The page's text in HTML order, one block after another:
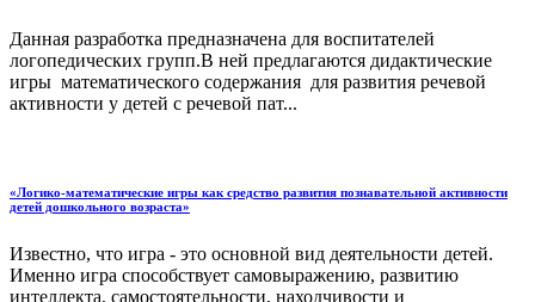
Данная разработка предназначена для воспитателей
логопедических групп.В ней предлагаются дидактические
игры математического содержания для развития речевой
активности у детей с речевой пат...
«Логико-математические игры как средство развития познавательной активности
детей дошкольного возраста»
Известно, что игра - это основной вид деятельности детей.
Именно игра способствует самовыражению, развитию
интеллекта, самостоятельности, находчивости и